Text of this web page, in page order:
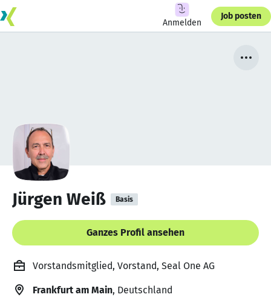
Anmelden
Job posten
Jürgen Weiß Basis
Ganzes Profil ansehen
Vorstandsmitglied, Vorstand, Seal One AG
Frankfurt am Main, Deutschland